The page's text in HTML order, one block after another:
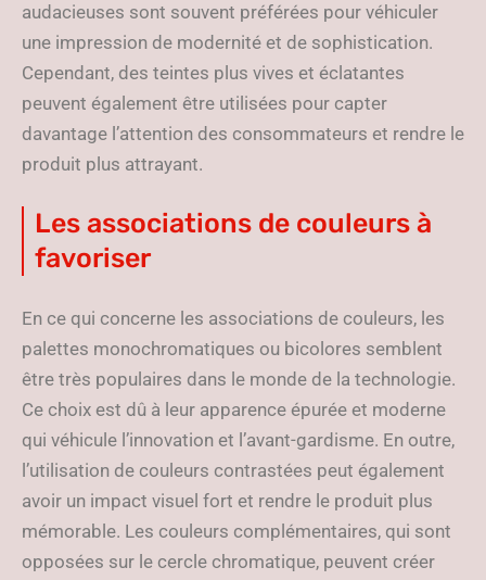
audacieuses sont souvent préférées pour véhiculer
une impression de modernité et de sophistication.
Cependant, des teintes plus vives et éclatantes
peuvent également être utilisées pour capter
davantage l’attention des consommateurs et rendre le
produit plus attrayant.
Les associations de couleurs à
favoriser
En ce qui concerne les associations de couleurs, les
palettes monochromatiques ou bicolores semblent
être très populaires dans le monde de la technologie.
Ce choix est dû à leur apparence épurée et moderne
qui véhicule l’innovation et l’avant-gardisme. En outre,
l’utilisation de couleurs contrastées peut également
avoir un impact visuel fort et rendre le produit plus
mémorable. Les couleurs complémentaires, qui sont
opposées sur le cercle chromatique, peuvent créer